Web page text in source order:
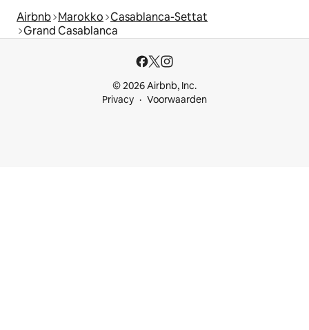
Airbnb Marokko Casablanca-Settat
Grand Casablanca
© 2026 Airbnb, Inc.
Privacy
Voorwaarden